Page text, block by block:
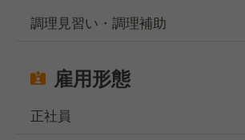
調理見習い・調理補助
雇用形態
正社員